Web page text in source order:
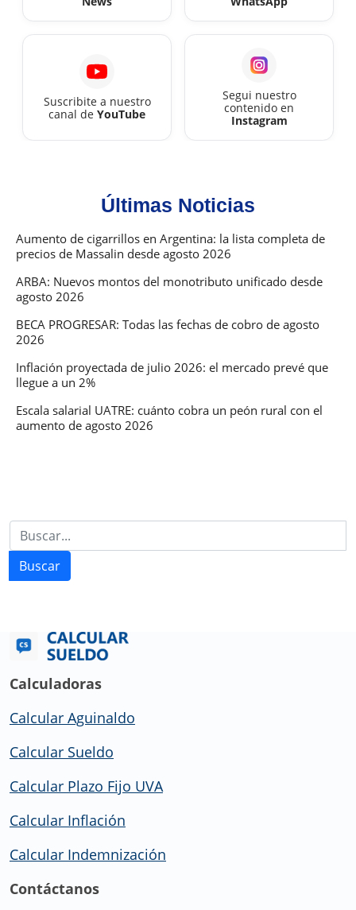
Suscribite a nuestro
canal de YouTube
Segui nuestro
contenido en
Instagram
Últimas Noticias
Aumento de cigarrillos en Argentina: la lista completa de
precios de Massalin desde agosto 2026
ARBA: Nuevos montos del monotributo unificado desde
agosto 2026
BECA PROGRESAR: Todas las fechas de cobro de agosto
2026
Inflación proyectada de julio 2026: el mercado prevé que
llegue a un 2%
Escala salarial UATRE: cuánto cobra un peón rural con el
aumento de agosto 2026
Buscar
Calculadoras
Calcular Aguinaldo
Calcular Sueldo
Calcular Plazo Fijo UVA
Calcular Inflación
Calcular Indemnización
Contáctanos